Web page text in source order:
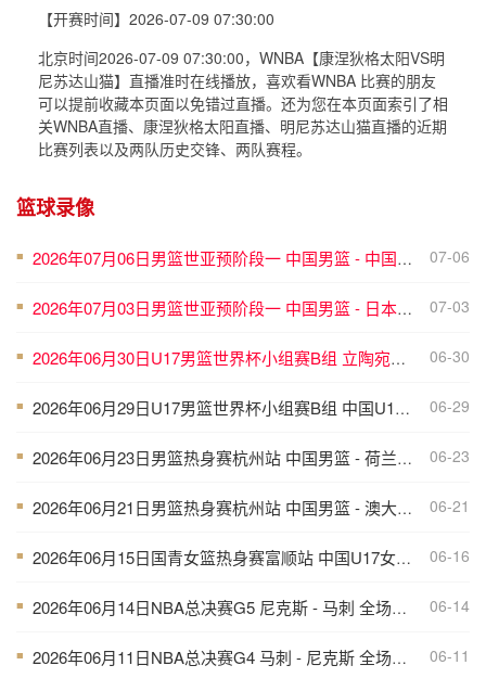
【开赛时间】 2026-07-09 07:30:00
北京时间2026-07-09 07:30:00，WNBA【康涅狄格太阳VS明
尼苏达山猫】直播准时在线播放，喜欢看WNBA 比赛的朋友
可以提前收藏本页面以免错过直播。还为您在本页面索引了相
关WNBA直播、康涅狄格太阳直播、明尼苏达山猫直播的近期
比赛列表以及两队历史交锋、两队赛程。
篮球录像
■ 2026年07月06日男篮世亚预阶段一 中国男篮 - 中国台北男篮 全场录像 07-06
■ 2026年07月03日男篮世亚预阶段一 中国男篮 - 日本男篮 全场录像 07-03
■ 2026年06月30日U17男篮世界杯小组赛B组 立陶宛U17男篮 - 中国U17男篮 全场录像 06-30
■ 2026年06月29日U17男篮世界杯小组赛B组 中国U17男篮 - 加拿大U17男篮 录像 06-29
■ 2026年06月23日男篮热身赛杭州站 中国男篮 - 荷兰男篮 全场录像 06-23
■ 2026年06月21日男篮热身赛杭州站 中国男篮 - 澳大利亚男篮 全场录像 06-21
■ 2026年06月15日国青女篮热身赛富顺站 中国U17女篮 - 伏伊伏丁那女篮 全场录像 06-16
■ 2026年06月14日NBA总决赛G5 尼克斯 - 马刺 全场录像 06-14
■ 2026年06月11日NBA总决赛G4 马刺 - 尼克斯 全场录像 06-11